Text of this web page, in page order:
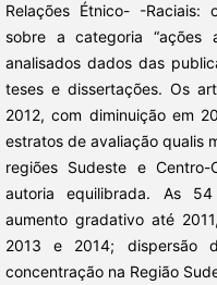
Relações Étnico- -
sobre a categoria “ações
analisados dados das
teses e dissertações. Os
2012, com diminuição em
estratos de avaliação qualis
regiões Sudeste e
autoria equilibrada. As
aumento gradativo até
2013 e 2014; dispersão
concentração na Região